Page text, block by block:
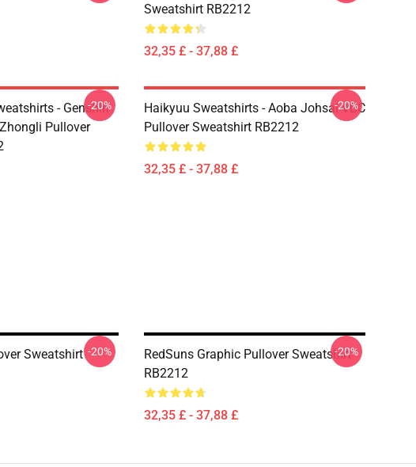
Sweatshirt RB2212
32,35 £ - 37,88 £
- Genshin
Pullover
-20%
Haikyuu Sweatshirts - Aoba Johsai VBC
Pullover Sweatshirt RB2212
32,35 £ - 37,88 £
-20%
Sweatshirt -20%
RedSuns Graphic Pullover Sweatshirt
RB2212
32,35 £ - 37,88 £
-20%